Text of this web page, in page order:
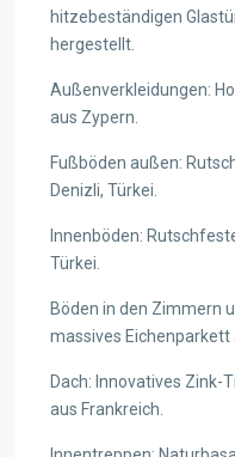
hitzebeständigen
hergestellt.
Außenverkleidungen:
aus Zypern.
Fußböden außen:
Denizli, Türkei.
Innenböden:
Türkei.
Böden in den Zimmern
massives Eichenparkett
Dach: Innovatives Zink-
aus Frankreich.